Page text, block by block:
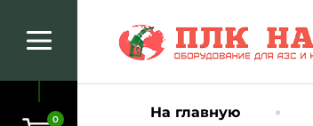
На главную
0